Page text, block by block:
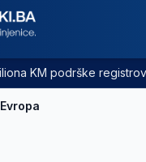
Evropa